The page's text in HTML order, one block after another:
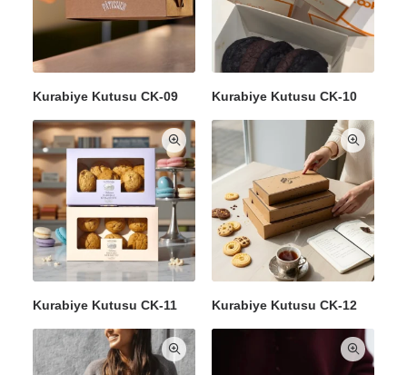
Kurabiye Kutusu CK-09 Kurabiye Kutusu CK-10
Kurabiye Kutusu CK-11 Kurabiye Kutusu CK-12